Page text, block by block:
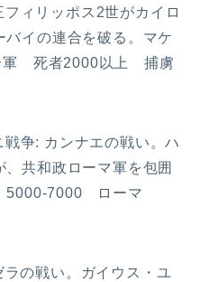
ィリッポス2世がカイロ
イの連合を破る。マケ
死者2000以上 捕虜
争: カンナエの戦い。ハ
共和政ローマ軍を包囲
5000-7000 ローマ
の戦い。ガイウス・ユ